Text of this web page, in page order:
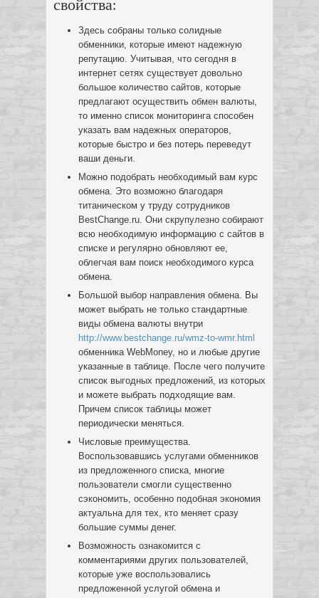
свойства:
Здесь собраны только солидные
обменники, которые имеют надежную
репутацию. Учитывая, что сегодня в
интернет сетях существует довольно
большое количество сайтов, которые
предлагают осуществить обмен валюты,
то именно список мониторинга способен
указать вам надежных операторов,
которые быстро и без потерь переведут
ваши деньги.
Можно подобрать необходимый вам курс
обмена. Это возможно благодаря
титаническом у труду сотрудников
BestChange.ru. Они скрупулезно собирают
всю необходимую информацию с сайтов в
списке и регулярно обновляют ее,
облегчая вам поиск необходимого курса
обмена.
Большой выбор направления обмена. Вы
может выбрать не только стандартные
виды обмена валюты внутри
http://www.bestchange.ru/wmz-to-wmr.html
обменника WebMoney, но и любые другие
указанные в таблице. После чего получите
список выгодных предложений, из которых
и можете выбрать подходящие вам.
Причем список таблицы может
периодически меняться.
Числовые преимущества.
Воспользовавшись услугами обменников
из предложенного списка, многие
пользователи смогли существенно
сэкономить, особенно подобная экономия
актуальна для тех, кто меняет сразу
большие суммы денег.
Возможность ознакомится с
комментариями других пользователей,
которые уже воспользовались
предложенной услугой обмена и